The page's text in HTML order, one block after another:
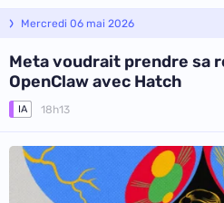
Mercredi 06 mai 2026
Meta voudrait prendre sa
OpenClaw avec Hatch
IA 18h13